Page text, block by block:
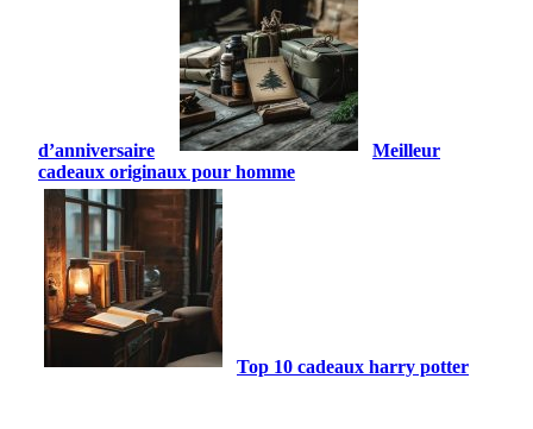
d’anniversaire
Meilleur
cadeaux originaux pour homme
Top 10 cadeaux harry potter